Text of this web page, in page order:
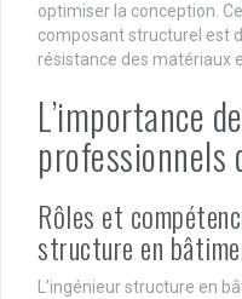
optimiser la conception.
composant structurel est
résistance des matériaux
L’importance
professionnels
Rôles et
structure en
L’ingénieur structure en